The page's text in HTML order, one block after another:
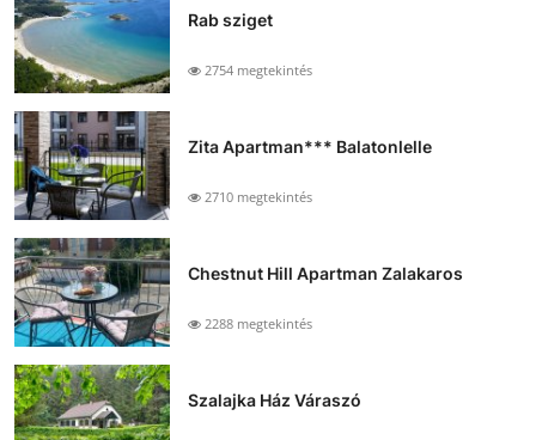
Rab sziget
2754 megtekintés
Zita Apartman*** Balatonlelle
2710 megtekintés
Chestnut Hill Apartman Zalakaros
2288 megtekintés
Szalajka Ház Váraszó